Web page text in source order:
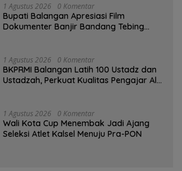
1 Agustus 2026 0 Komentar
Bupati Balangan Apresiasi Film
Dokumenter Banjir Bandang Tebing
1 Agustus 2026 0 Komentar
BKPRMI Balangan Latih 100 Ustadz dan
Ustadzah, Perkuat Kualitas Pengajar Al-
1 Agustus 2026 0 Komentar
Wali Kota Cup Menembak Jadi Ajang
Seleksi Atlet Kalsel Menuju Pra-PON